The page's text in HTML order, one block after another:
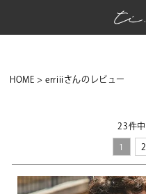
HOME erriiiさんのレビュー
23件中
1 2